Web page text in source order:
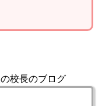
校長のブログ